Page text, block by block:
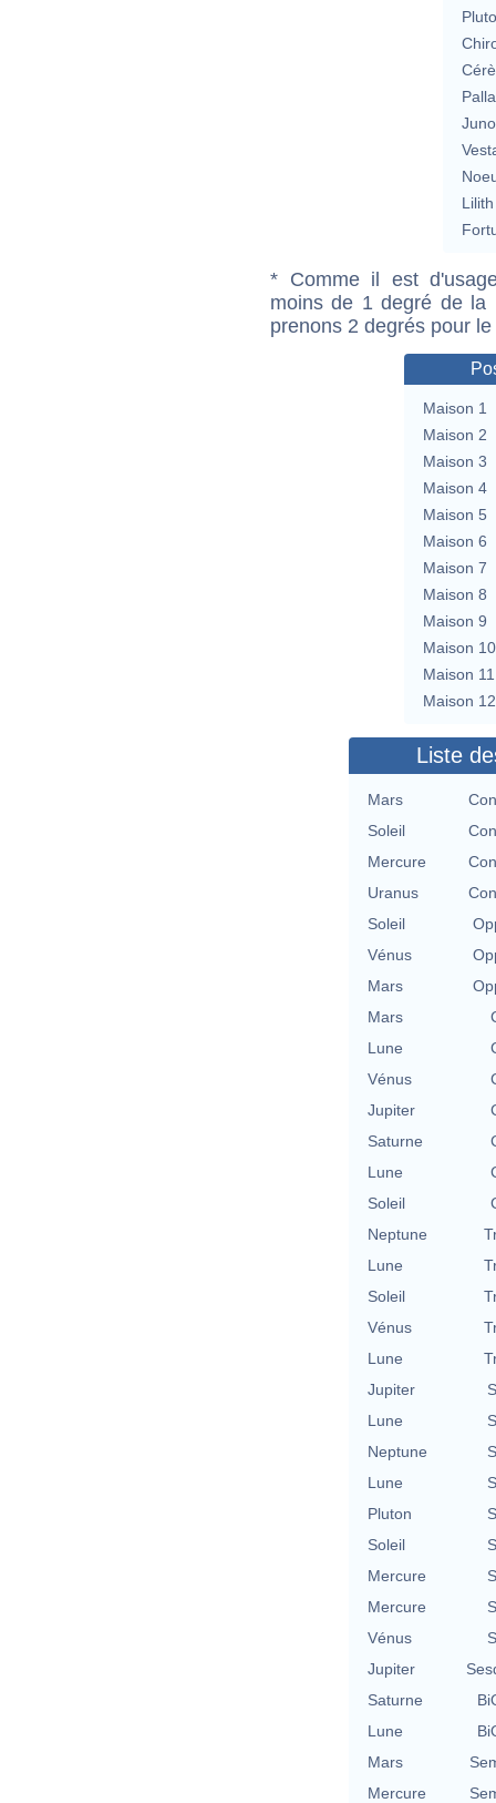
Lilith
* Comme il est
moins de 1 degré de la
prenons 2 degrés pour
Maison 1
Maison 2
Maison 3
Maison 4
Maison 5
Maison 6
Maison 7
Maison 8
Maison 9
Maison 10
Maison 11
Maison 12
Liste
Mars
Soleil
Mercure
Uranus
Soleil
Vénus
Mars
Mars
Lune
Vénus
Jupiter
Saturne
Lune
Soleil
Neptune
Lune
Soleil
Vénus
Lune
Jupiter
Lune
Neptune
Lune
Pluton
Soleil
Mercure
Mercure
Vénus
Jupiter
Saturne
Lune
Mars
Mercure